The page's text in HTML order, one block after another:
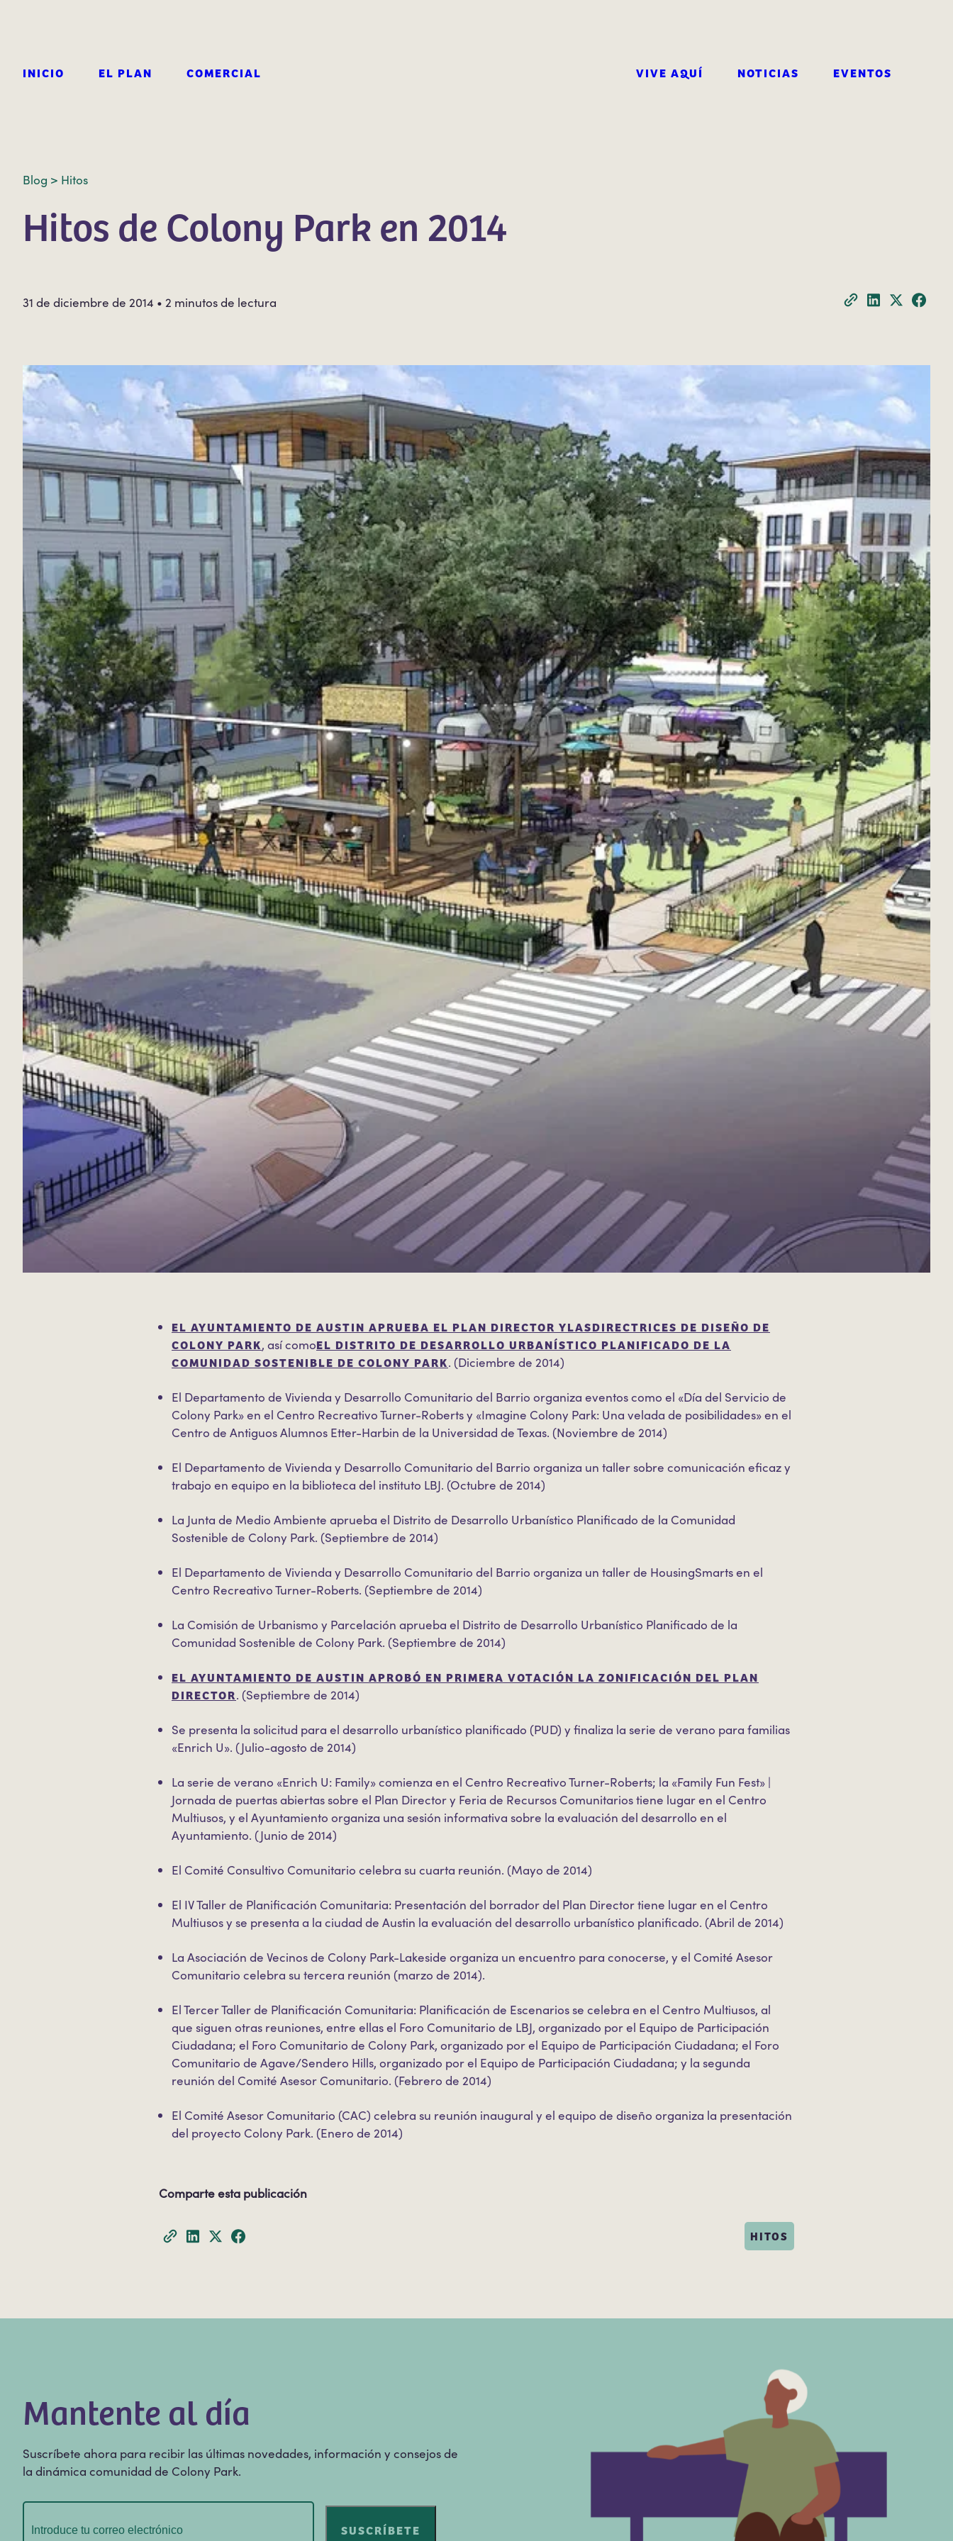
INICIO EL PLAN COMERCIAL VIVE AQUÍ NOTICIAS EVENTOS
Blog > Hitos
Hitos de Colony Park en 2014
31 de diciembre de 2014 • 2 minutos de lectura
EL AYUNTAMIENTO DE AUSTIN APRUEBA EL PLAN DIRECTOR YLASDIRECTRICES DE DISEÑO DE
COLONY PARK, así comoEL DISTRITO DE DESARROLLO URBANÍSTICO PLANIFICADO DE LA
COMUNIDAD SOSTENIBLE DE COLONY PARK. (Diciembre de 2014)
El Departamento de Vivienda y Desarrollo Comunitario del Barrio organiza eventos como el «Día del Servicio de
Colony Park» en el Centro Recreativo Turner-Roberts y «Imagine Colony Park: Una velada de posibilidades» en el
Centro de Antiguos Alumnos Etter-Harbin de la Universidad de Texas. (Noviembre de 2014)
El Departamento de Vivienda y Desarrollo Comunitario del Barrio organiza un taller sobre comunicación eficaz y
trabajo en equipo en la biblioteca del instituto LBJ. (Octubre de 2014)
La Junta de Medio Ambiente aprueba el Distrito de Desarrollo Urbanístico Planificado de la Comunidad
Sostenible de Colony Park. (Septiembre de 2014)
El Departamento de Vivienda y Desarrollo Comunitario del Barrio organiza un taller de HousingSmarts en el
Centro Recreativo Turner-Roberts. (Septiembre de 2014)
La Comisión de Urbanismo y Parcelación aprueba el Distrito de Desarrollo Urbanístico Planificado de la
Comunidad Sostenible de Colony Park. (Septiembre de 2014)
EL AYUNTAMIENTO DE AUSTIN APROBÓ EN PRIMERA VOTACIÓN LA ZONIFICACIÓN DEL PLAN
DIRECTOR. (Septiembre de 2014)
Se presenta la solicitud para el desarrollo urbanístico planificado (PUD) y finaliza la serie de verano para familias
«Enrich U». (Julio-agosto de 2014)
La serie de verano «Enrich U: Family» comienza en el Centro Recreativo Turner-Roberts; la «Family Fun Fest» |
Jornada de puertas abiertas sobre el Plan Director y Feria de Recursos Comunitarios tiene lugar en el Centro
Multiusos, y el Ayuntamiento organiza una sesión informativa sobre la evaluación del desarrollo en el
Ayuntamiento. (Junio de 2014)
El Comité Consultivo Comunitario celebra su cuarta reunión. (Mayo de 2014)
El IV Taller de Planificación Comunitaria: Presentación del borrador del Plan Director tiene lugar en el Centro
Multiusos y se presenta a la ciudad de Austin la evaluación del desarrollo urbanístico planificado. (Abril de 2014)
La Asociación de Vecinos de Colony Park-Lakeside organiza un encuentro para conocerse, y el Comité Asesor
Comunitario celebra su tercera reunión (marzo de 2014).
El Tercer Taller de Planificación Comunitaria: Planificación de Escenarios se celebra en el Centro Multiusos, al
que siguen otras reuniones, entre ellas el Foro Comunitario de LBJ, organizado por el Equipo de Participación
Ciudadana; el Foro Comunitario de Colony Park, organizado por el Equipo de Participación Ciudadana; el Foro
Comunitario de Agave/Sendero Hills, organizado por el Equipo de Participación Ciudadana; y la segunda
reunión del Comité Asesor Comunitario. (Febrero de 2014)
El Comité Asesor Comunitario (CAC) celebra su reunión inaugural y el equipo de diseño organiza la presentación
del proyecto Colony Park. (Enero de 2014)
Comparte esta publicación
HITOS
Mantente al día
Suscríbete ahora para recibir las últimas novedades, información y consejos de
la dinámica comunidad de Colony Park.
Correo
electrónico(Obligatorio)